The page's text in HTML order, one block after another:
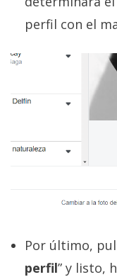
perfil con el
Por último,
perfil” y listo,